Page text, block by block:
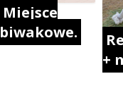
Miejsce
biwakowe.
+